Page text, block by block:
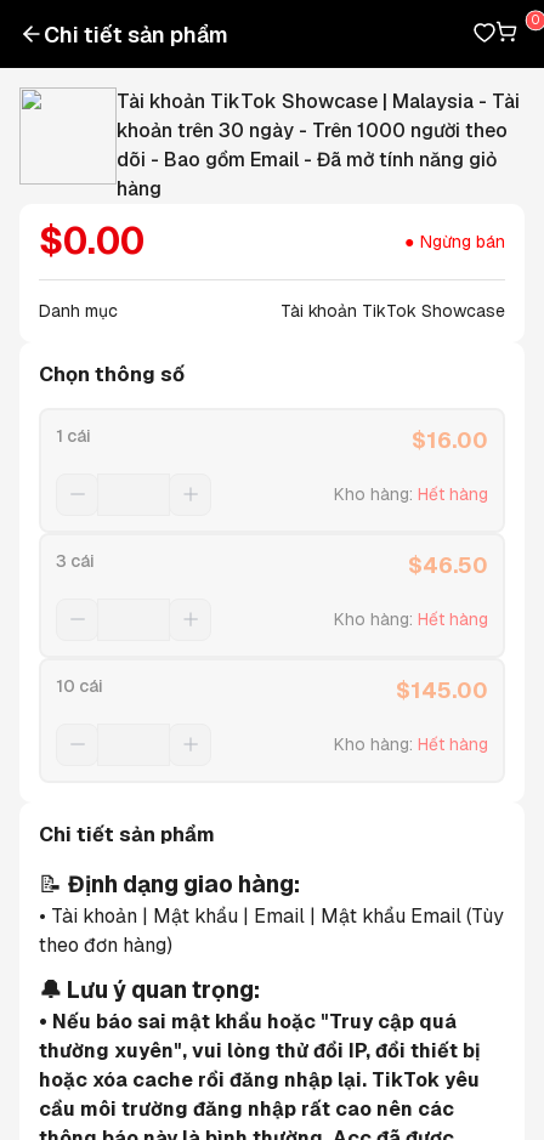
Chi tiết sản phẩm
Tài khoản TikTok Showcase | Malaysia - Tài
khoản trên 30 ngày - Trên 1000 người theo
dõi - Bao gồm Email - Đã mở tính năng giỏ
hàng
$0.00 Ngừng bán
Danh mục Tài khoản TikTok Showcase
Chọn thông số
1 cái $16.00
Kho hàng: Hết hàng
3 cái $46.50
Kho hàng: Hết hàng
10 cái $145.00
Kho hàng: Hết hàng
Chi tiết sản phẩm
📝 Định dạng giao hàng:
• Tài khoản | Mật khẩu | Email | Mật khẩu Email (Tùy
theo đơn hàng)
🔔 Lưu ý quan trọng:
• Nếu báo sai mật khẩu hoặc "Truy cập quá
thường xuyên", vui lòng thử đổi IP, đổi thiết bị
hoặc xóa cache rồi đăng nhập lại. TikTok yêu
cầu môi trường đăng nhập rất cao nên các